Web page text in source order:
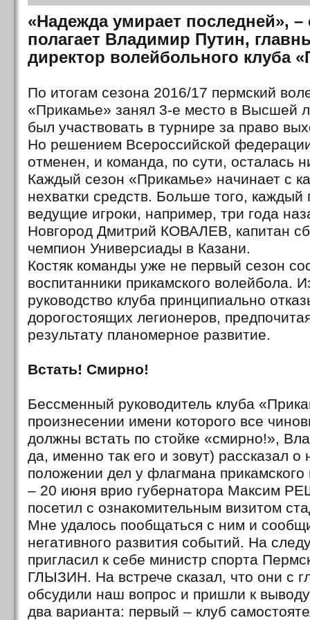
«Надежда умирает последней»,
полагает Владимир Путин,
директор волейбольного клуба
По итогам сезона 2016/17 пермский
«Прикамье» занял 3-е место в Высшей
был участвовать в турнире за право
Но решением Всероссийской
отменен, и команда, по сути, осталась
Каждый сезон «Прикамье» начинает с
нехватки средств. Больше того, каждый
ведущие игроки, например, три года
Новгород Дмитрий КОВАЛЕВ, капитан
чемпион Универсиады в Казани.
Костяк команды уже не первый сезон
воспитанники прикамского волейбола.
руководство клуба принципиально
дорогостоящих легионеров,
результату планомерное развитие.
Встать! Смирно!
Бессменный руководитель клуба
произнесении имени которого все
должны встать по стойке «смирно!»,
да, именно так его и зовут) рассказал
положении дел у флагмана прикамского
– 20 июня врио губернатора Максим
посетил с ознакомительным визитом
Мне удалось пообщаться с ним и
негативного развития событий. На
пригласил к себе министр спорта
ГЛЫЗИН. На встрече сказал, что они с
обсудили наш вопрос и пришли к
два варианта: первый – клуб